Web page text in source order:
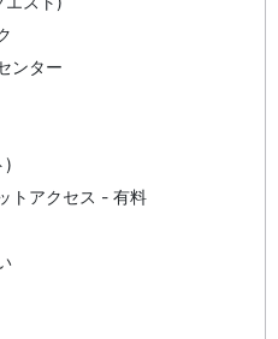
ンター
)
トアクセス - 有料